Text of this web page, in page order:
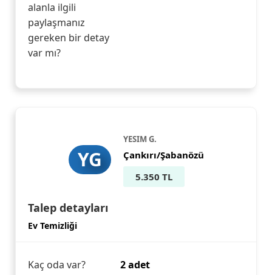
alanla ilgili
paylaşmanız
gereken bir detay
var mı?
YG
YESIM G.
Çankırı/Şabanözü
5.350 TL
Talep detayları
Ev Temizliği
Kaç oda var?
2 adet